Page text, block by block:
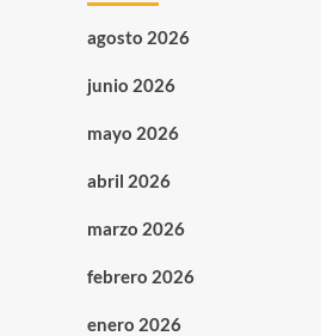
agosto 2026
junio 2026
mayo 2026
abril 2026
marzo 2026
febrero 2026
enero 2026